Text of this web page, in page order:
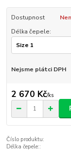
Dostupnost
Délka čepele:
Nejsme plátci DPH
2 670 Kč/ks
Číslo produktu:
Délka čepele::